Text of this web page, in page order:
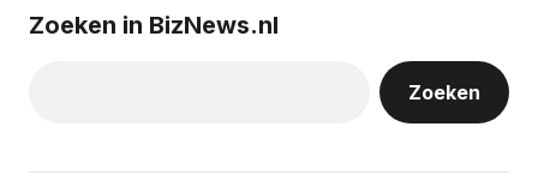
Zoeken in BizNews.nl
Zoeken